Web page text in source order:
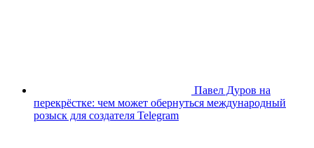
Павел Дуров на
перекрёстке: чем может обернуться международный
розыск для создателя Telegram